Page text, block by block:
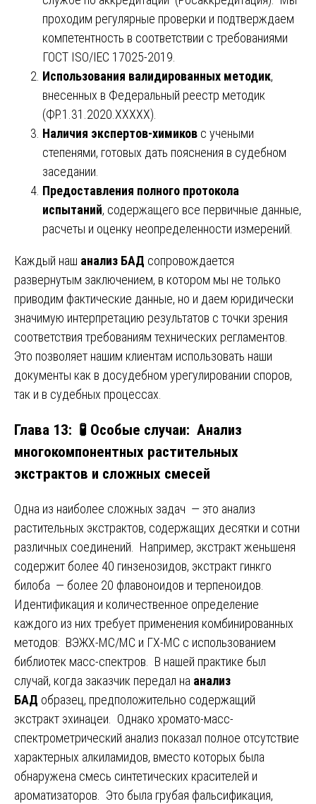
проходим регулярные проверки и подтверждаем
компетентность в соответствии с требованиями
ГОСТ ISO/IEC 17025-2019.
Использования валидированных методик,
внесенных в Федеральный реестр методик
(ФР.1.31.2020.XXXXX).
Наличия экспертов-химиков с учеными
степенями, готовых дать пояснения в судебном
заседании.
Предоставления полного протокола
испытаний, содержащего все первичные данные,
расчеты и оценку неопределенности измерений.
Каждый наш анализ БАД сопровождается
развернутым заключением, в котором мы не только
приводим фактические данные, но и даем юридически
значимую интерпретацию результатов с точки зрения
соответствия требованиям технических регламентов.
Это позволяет нашим клиентам использовать наши
документы как в досудебном урегулировании споров,
так и в судебных процессах.
Глава 13: 🧪 Особые случаи: Анализ
многокомпонентных растительных
экстрактов и сложных смесей
Одна из наиболее сложных задач — это анализ
растительных экстрактов, содержащих десятки и сотни
различных соединений. Например, экстракт женьшеня
содержит более 40 гинзенозидов, экстракт гинкго
билоба — более 20 флавоноидов и терпеноидов.
Идентификация и количественное определение
каждого из них требует применения комбинированных
методов: ВЭЖХ-МС/МС и ГХ-МС с использованием
библиотек масс-спектров. В нашей практике был
случай, когда заказчик передал на анализ
БАД образец, предположительно содержащий
экстракт эхинацеи. Однако хромато-масс-
спектрометрический анализ показал полное отсутствие
характерных алкиламидов, вместо которых была
обнаружена смесь синтетических красителей и
ароматизаторов. Это была грубая фальсификация,